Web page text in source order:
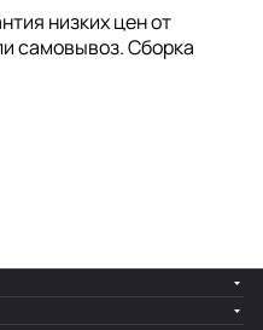
низких цен от
самовывоз. Сборка